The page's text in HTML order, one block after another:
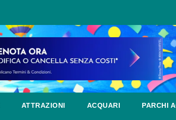
ATTRAZIONI ACQUARI PARCHI